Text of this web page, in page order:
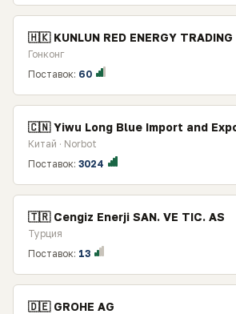
🇭🇰 KUNLUN RED ENERGY TRADING
Гонконг
Поставок: 60
🇨🇳 Yiwu Long Blue Import and
Китай · Norbot
Поставок: 3024
🇹🇷 Cengiz Enerji SAN. VE TIC. AS
Турция
Поставок: 13
🇩🇪 GROHE AG